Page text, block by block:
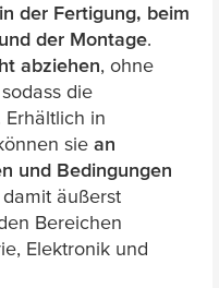
der Fertigung, beim
der Montage.
abziehen, ohne
die
in
sie an
und Bedingungen
äußerst
Bereichen
Elektronik und